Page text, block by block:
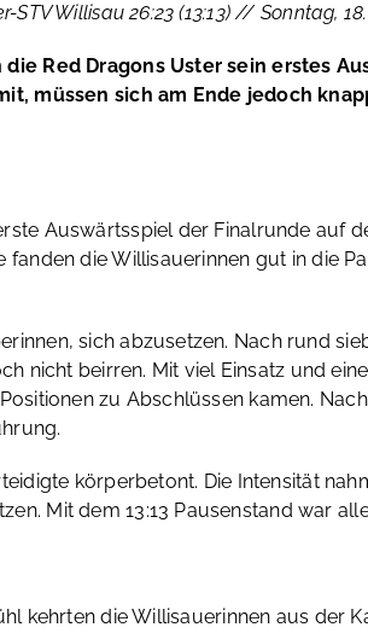
Willisau 26:23 (13:13) // Sonntag,
Red Dragons Uster sein erstes
müssen sich am Ende jedoch
Auswärtsspiel der Finalrunde auf
fanden die Willisauerinnen gut in die
sich abzusetzen. Nach rund
nicht beirren. Mit viel Einsatz und
zu Abschlüssen kamen.
körperbetont. Die Intensität
Mit dem 13:13 Pausenstand war
kehrten die Willisauerinnen aus der